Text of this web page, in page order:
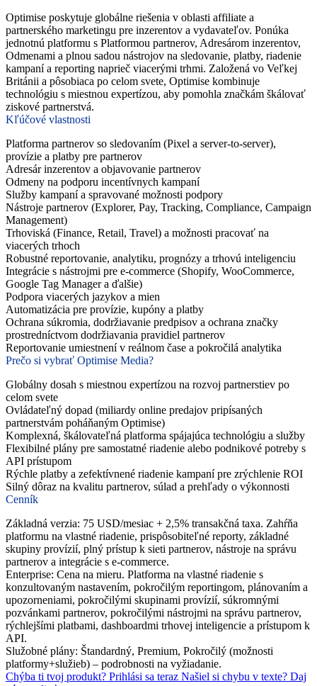
Optimise poskytuje globálne riešenia v oblasti affiliate a
partnerského marketingu pre inzerentov a vydavateľov. Ponúka
jednotnú platformu s Platformou partnerov, Adresárom inzerentov,
Odmenami a plnou sadou nástrojov na sledovanie, platby, riadenie
kampaní a reporting naprieč viacerými trhmi. Založená vo Veľkej
Británii a pôsobiaca po celom svete, Optimise kombinuje
technológiu s miestnou expertízou, aby pomohla značkám škálovať
ziskové partnerstvá.
Kľúčové vlastnosti
Platforma partnerov so sledovaním (Pixel a server-to-server),
provízie a platby pre partnerov
Adresár inzerentov a objavovanie partnerov
Odmeny na podporu incentívnych kampaní
Služby kampaní a spravované možnosti podpory
Nástroje partnerov (Explorer, Pay, Tracking, Compliance, Campaign
Management)
Trhoviská (Finance, Retail, Travel) a možnosti pracovať na
viacerých trhoch
Robustné reportovanie, analytiku, prognózy a trhovú inteligenciu
Integrácie s nástrojmi pre e-commerce (Shopify, WooCommerce,
Google Tag Manager a ďalšie)
Podpora viacerých jazykov a mien
Automatizácia pre provízie, kupóny a platby
Ochrana súkromia, dodržiavanie predpisov a ochrana značky
prostredníctvom dodržiavania pravidiel partnerov
Reportovanie umiestnení v reálnom čase a pokročilá analytika
Prečo si vybrať Optimise Media?
Globálny dosah s miestnou expertízou na rozvoj partnerstiev po
celom svete
Ovládateľný dopad (miliardy online predajov pripísaných
partnerstvám poháňaným Optimise)
Komplexná, škálovateľná platforma spájajúca technológiu a služby
Flexibilné plány pre samostatné riadenie alebo podnikové potreby s
API prístupom
Rýchle platby a zefektívnené riadenie kampaní pre zrýchlenie ROI
Silný dôraz na kvalitu partnerov, súlad a prehľady o výkonnosti
Cenník
Základná verzia: 75 USD/mesiac + 2,5% transakčná taxa. Zahŕňa
platformu na vlastné riadenie, prispôsobiteľné reporty, základné
skupiny provízií, plný prístup k sieti partnerov, nástroje na správu
partnerov a integrácie s e‑commerce.
Enterprise: Cena na mieru. Platforma na vlastné riadenie s
konzultovaným nastavením, pokročilým reportingom, plánovaním a
upozorneniami, pokročilými skupinami provízií, súkromnými
pozvánkami partnerov, pokročilými nástrojmi na správu partnerov,
rýchlejšími platbami, dashboardmi trhovej inteligencie a prístupom k
API.
Služobné plány: Štandardný, Premium, Pokročilý (možnosti
platformy+služieb) – podrobnosti na vyžiadanie.
Chýba ti tvoj produkt? Prihlási sa teraz Našiel si chybu v texte? Daj